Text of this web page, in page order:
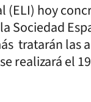
hoy
Sociedad
tratarán las
realizará el